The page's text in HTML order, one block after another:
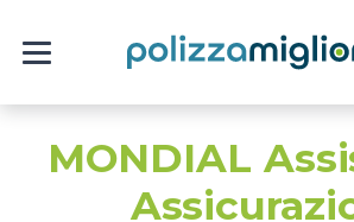
MONDIAL